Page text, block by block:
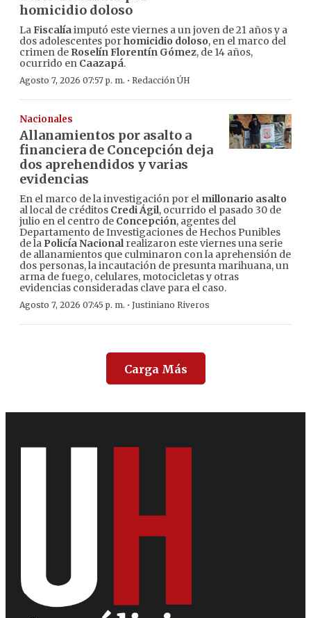
homicidio doloso
LaFiscalíaimputó este viernes a un joven de 21 años y a
dos adolescentes porhomicidio doloso, en el marco del
crimen de Roselín Florentín Gómez, de 14 años,
ocurrido en Caazapá.
Agosto 7, 2026 07:57 p. m. · Redacción ÚH
Nacionales
Allanamientos por asalto a
financiera de Concepción deja
dos aprehendidos y varias
evidencias
En el marco de la investigación por el millonario asalto
al local de créditos Credi Ágil, ocurrido el pasado 30 de
julio en el centro de Concepción, agentes del
Departamento de Investigaciones de Hechos Punibles
de la Policía Nacionalrealizaron este viernes una serie
de allanamientos que culminaron con la aprehensión de
dos personas, la incautación de presunta marihuana, un
arma de fuego, celulares, motocicletas y otras
evidencias consideradas clave para el caso.
Agosto 7, 2026 07:45 p. m. · Justiniano Riveros
Carga Más